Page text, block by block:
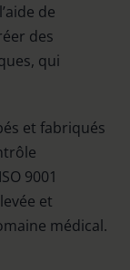
de
des
qui
et fabriqués
9001
et
médical.